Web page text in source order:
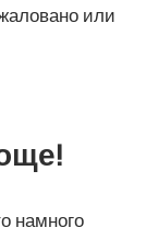
или
намного